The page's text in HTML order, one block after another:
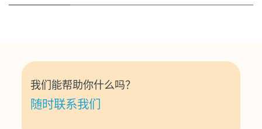
我们能帮助你什么吗？
随时联系我们